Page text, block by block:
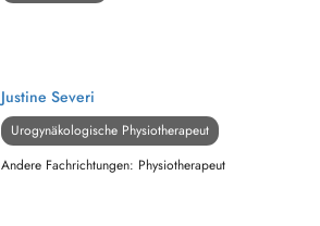
Justine Severi
Urogynäkologische Physiotherapeut
Andere Fachrichtungen: Physiotherapeut